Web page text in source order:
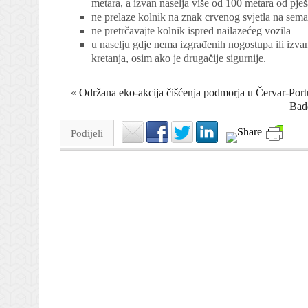
metara, a izvan naselja više od 100 metara od
ne prelaze kolnik na znak crvenog svjetla na
ne pretrčavajte kolnik ispred nailazećeg vozila
u naselju gdje nema izgrađenih nogostupa ili
kretanja, osim ako je drugačije sigurnije.
« Održana eko-akcija čišćenja podmorja u Červar-
Podijeli